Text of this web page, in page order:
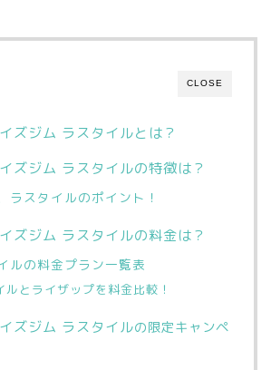
CLOSE
ズジム ラスタイルとは？
ズジム ラスタイルの特徴は？
ラスタイルのポイント！
ズジム ラスタイルの料金は？
ルの料金プラン一覧表
ルとライザップを料金比較！
ズジム ラスタイルの限定キャンペ